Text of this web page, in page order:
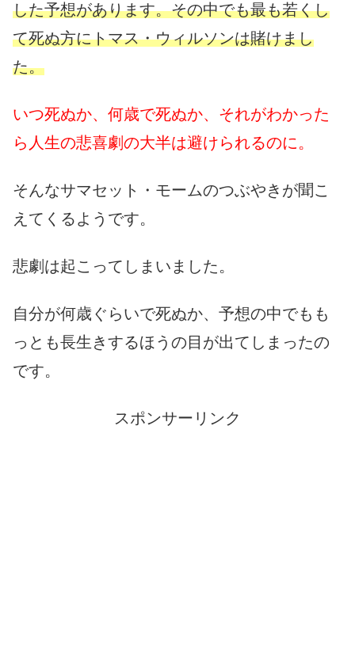
した予想があります。その中でも最も若くし
て死ぬ方にトマス・ウィルソンは賭けまし
た。
いつ死ぬか、何歳で死ぬか、それがわかった
ら人生の悲喜劇の大半は避けられるのに。
そんなサマセット・モームのつぶやきが聞こ
えてくるようです。
悲劇は起こってしまいました。
自分が何歳ぐらいで死ぬか、予想の中でもも
っとも長生きするほうの目が出てしまったの
です。
スポンサーリンク